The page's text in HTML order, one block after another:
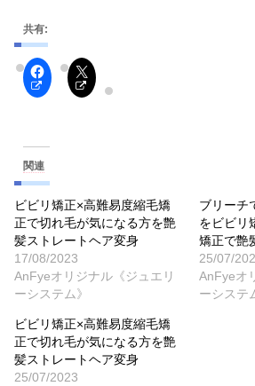
共有:
関連
ビビリ矯正×高難易度縮毛矯
正で切れ毛が気になる方を艶
髪ストレートヘア変身
17/08/2023
AnFyeオリジナル《ジュエリ
ーシステム》
ブリーチ
をビビリ
矯正で艶
25/07/
AnFyeオ
ーシステ
ビビリ矯正×高難易度縮毛矯
正で切れ毛が気になる方を艶
髪ストレートヘア変身
25/07/2023